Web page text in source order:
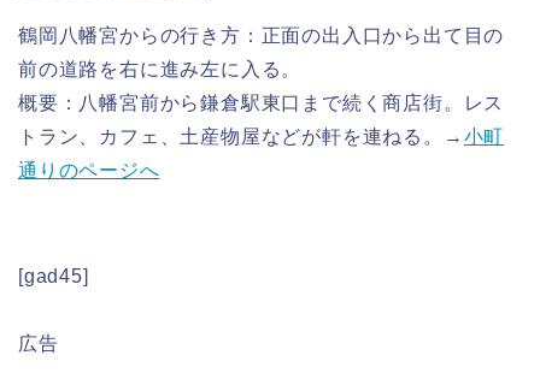
鶴岡八幡宮からの行き方：正面の出入口から出て目の
前の道路を右に進み左に入る。
概要：八幡宮前から鎌倉駅東口まで続く商店街。レス
トラン、カフェ、土産物屋などが軒を連ねる。→ 小町
通りのページへ
[gad45]
広告